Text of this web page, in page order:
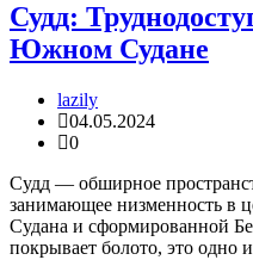
Судд:
Южном Судане
lazily
04.05.2024
0
Судд — обширное
занимающее низменность в
Судана и сформированной
покрывает болото, это